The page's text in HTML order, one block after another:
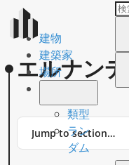
建物
建築家
場所
類型
ラン
ダム
エルナン
Jump